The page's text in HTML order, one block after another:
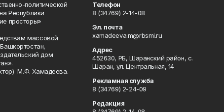
политической
Республики
просторы»
массовой
дом
М.Ф. Хамадеева.
Телефон
8 (34769) 2-14-08
Эл. почта
xamadeeva.m@rbsmi.ru
Адрес
452630, РБ, Шаранский район, с.
Шаран, ул. Центральная, 14
Рекламная служба
8 (34769) 2-24-09
Редакция